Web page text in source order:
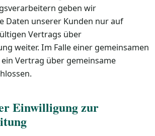
geben wir
Daten unserer Kunden nur auf
Vertrags über
weiter. Im Falle einer gemeinsamen
Vertrag über gemeinsame
Einwilligung zur